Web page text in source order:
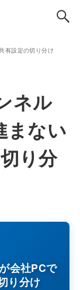
有設定の切り分け
ネル
まない
り分
会社PCで
り分け